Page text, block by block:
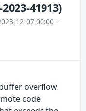
2023-41913)
12-07 00:00 –
overflow
code